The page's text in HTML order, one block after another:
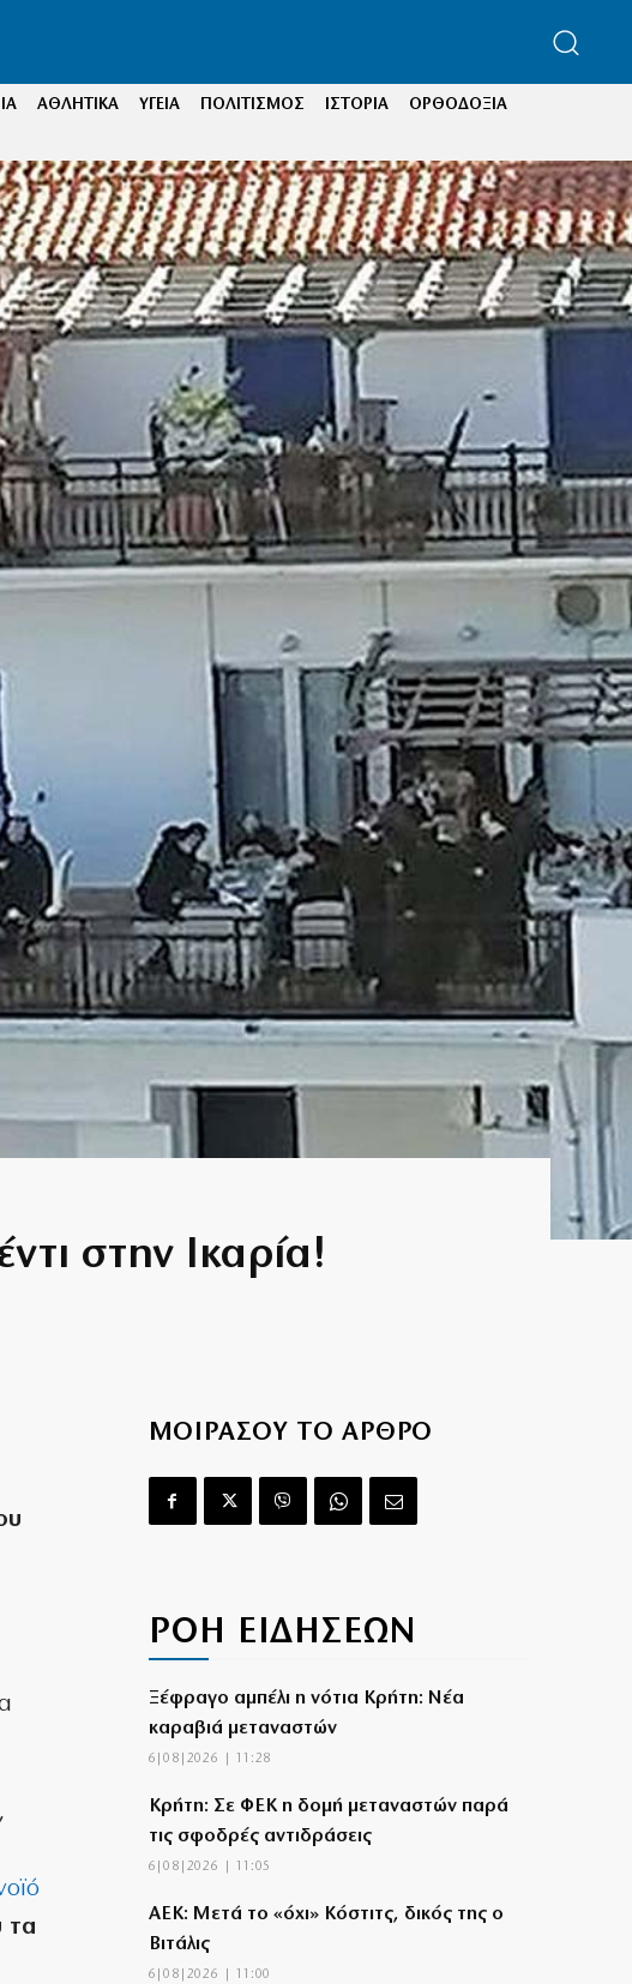
ΑΘΛΗΤΙΚΑ ΥΓΕΙΑ ΠΟΛΙΤΙΣΜΟΣ ΙΣΤΟΡΙΑ
ΟΡΘΟΔΟΞΙΑ
στην Ικαρία!
τα
ΜΟΙΡΑΣΟΥ ΤΟ ΑΡΘΡΟ
ΡΟΗ ΕΙΔΗΣΕΩΝ
Ξέφραγο αμπέλι η νότια Κρήτη: Νέα
καραβιά μεταναστών
6|08|2026 | 11:28
Κρήτη: Σε ΦΕΚ η δομή μεταναστών παρά
τις σφοδρές αντιδράσεις
6|08|2026 | 11:05
ΑΕΚ: Μετά το «όχι» Κόστιτς, δικός της ο
Βιτάλις
6|08|2026 | 11:00